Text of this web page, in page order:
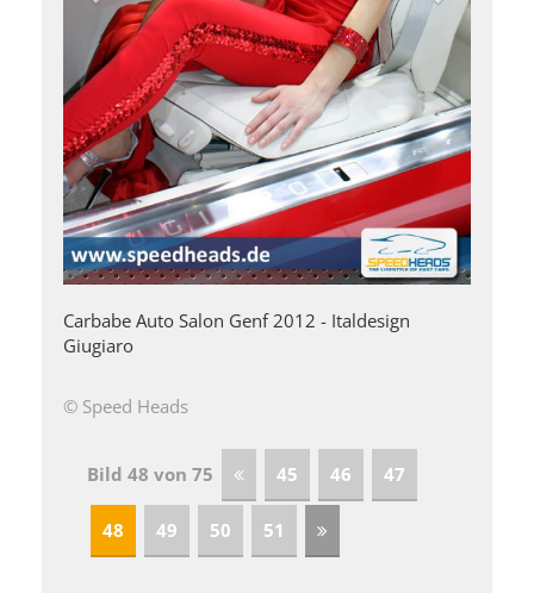
Carbabe Auto Salon Genf 2012 - Italdesign
Giugiaro
© Speed Heads
Bild 48 von 75 45 46 47
48 49 50 51